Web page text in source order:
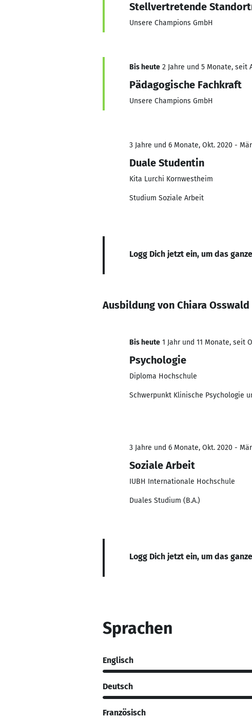
Stellvertretende
Unsere Champions GmbH
Bis heute 2 Jahre und 5 Monate, seit
Pädagogische Fachkraft
Unsere Champions GmbH
3 Jahre und 6 Monate, Okt. 2020 -
Duale Studentin
Kita Lurchi Kornwestheim
Studium Soziale Arbeit
Logg Dich jetzt ein, um das
Ausbildung von Chiara Osswald
Bis heute 1 Jahr und 11 Monate, seit
Psychologie
Diploma Hochschule
Schwerpunkt Klinische Psychologie
3 Jahre und 6 Monate, Okt. 2020 -
Soziale Arbeit
IUBH Internationale Hochschule
Duales Studium (B.A.)
Logg Dich jetzt ein, um das
Sprachen
Englisch
Deutsch
Französisch